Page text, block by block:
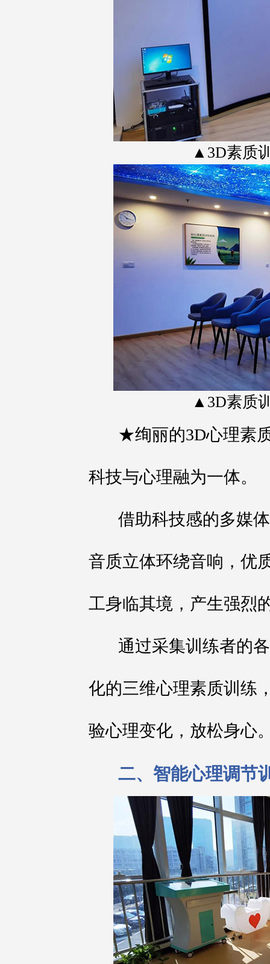
▲3D素质
▲3D素质
★绚丽的3D心理素质
科技与心理融为一体。
借助科技感的多媒体
音质立体环绕音响，优
工身临其境，产生强烈
通过采集训练者的各
化的三维心理素质训练
验心理变化，放松身心
二、智能心理调节